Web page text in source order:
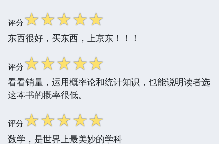
评分☆☆☆☆☆
东西很好，买东西，上京东！！！
评分☆☆☆☆☆
看看销量，运用概率论和统计知识，也能说明读者选
这本书的概率很低。
评分☆☆☆☆☆
数学，是世界上最美妙的学科